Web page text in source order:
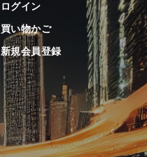
ログイン
買い物かご
新規会員登録